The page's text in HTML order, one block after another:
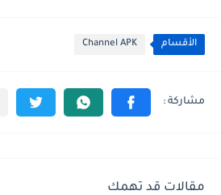
الأقسام Channel APK
مقالات قد تهمك